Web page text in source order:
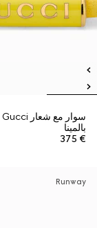
بالمينا
€ 375
Runway